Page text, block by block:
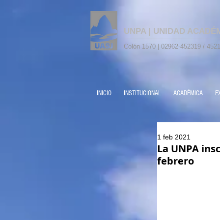
UNPA | UNIDAD
Colón 1570 | 02962-452319 /
INICIO INSTITUCIONAL ACADÉMICA
La UNPA
febrero
1 feb 2021